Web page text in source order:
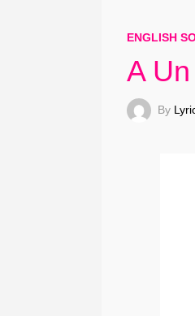
ENGLISH
A
By